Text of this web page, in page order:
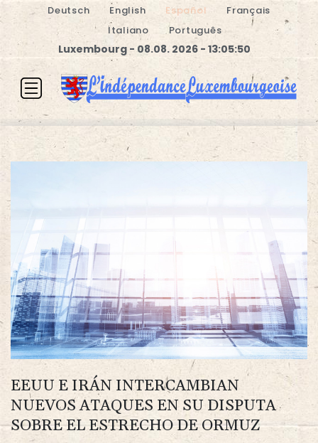
Deutsch English Español
Français
Italiano
Português
Luxembourg - 08.08. 2026 - 13:05:51
EEUU E IRÁN INTERCAMBIAN
NUEVOS ATAQUES EN SU DISPUTA
SOBRE EL ESTRECHO DE ORMUZ